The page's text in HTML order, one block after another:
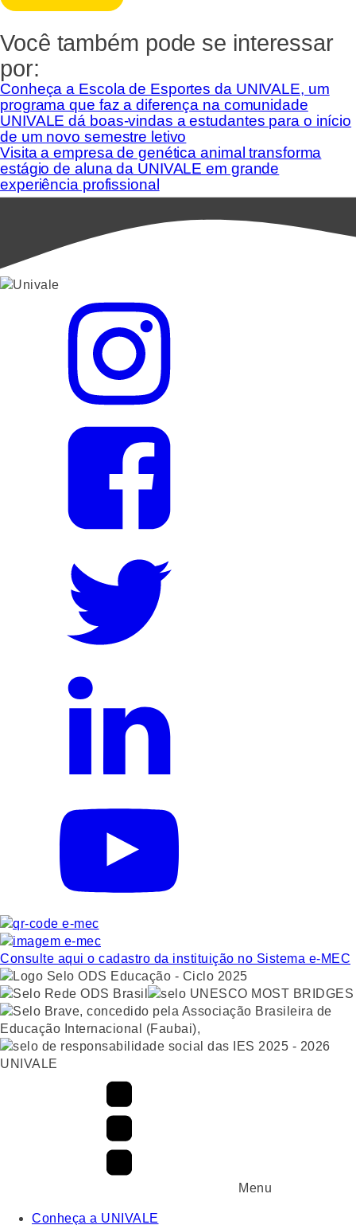
Você também pode se interessar
por:
Conheça a Escola de Esportes da UNIVALE, um
programa que faz a diferença na comunidade
UNIVALE dá boas-vindas a estudantes para o início
de um novo semestre letivo
Visita a empresa de genética animal transforma
estágio de aluna da UNIVALE em grande
experiência profissional
Consulte aqui o cadastro da instituição no Sistema e-MEC
UNIVALE
Menu
Conheça a UNIVALE